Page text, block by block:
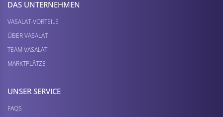
DAS UNTERNEHMEN
VASALAT-VORTEILE
ÜBER VASALAT
TEAM VASALAT
MARKTPLÄTZE
UNSER SERVICE
FAQS